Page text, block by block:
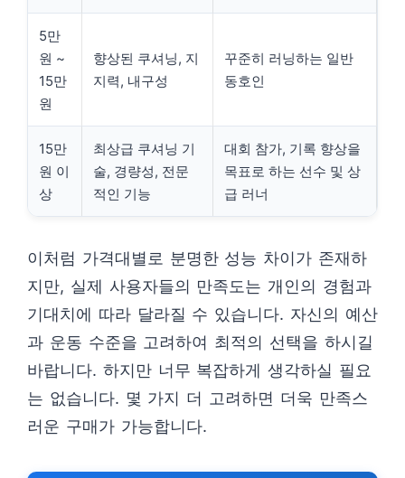
5만
원 ~
15만
원
향상된 쿠셔닝, 지
지력, 내구성
꾸준히 러닝하는 일반
동호인
15만
원 이
상
최상급 쿠셔닝 기
술, 경량성, 전문
적인 기능
대회 참가, 기록 향상을
목표로 하는 선수 및 상
급 러너
이처럼 가격대별로 분명한 성능 차이가 존재하
지만, 실제 사용자들의 만족도는 개인의 경험과
기대치에 따라 달라질 수 있습니다. 자신의 예산
과 운동 수준을 고려하여 최적의 선택을 하시길
바랍니다. 하지만 너무 복잡하게 생각하실 필요
는 없습니다. 몇 가지 더 고려하면 더욱 만족스
러운 구매가 가능합니다.